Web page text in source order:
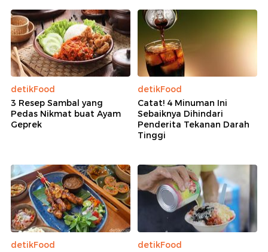
detikFood
3 Resep Sambal yang
Pedas Nikmat buat Ayam
Geprek
detikFood
Catat! 4 Minuman Ini
Sebaiknya Dihindari
Penderita Tekanan Darah
Tinggi
detikFood
detikFood